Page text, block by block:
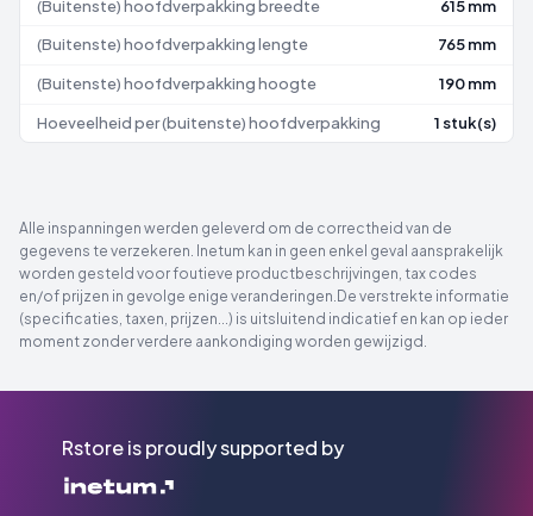
(Buitenste) hoofdverpakking breedte 615 mm
(Buitenste) hoofdverpakking lengte 765 mm
(Buitenste) hoofdverpakking hoogte 190 mm
Hoeveelheid per (buitenste) hoofdverpakking 1 stuk(s)
Alle inspanningen werden geleverd om de correctheid van de
gegevens te verzekeren. Inetum kan in geen enkel geval aansprakelijk
worden gesteld voor foutieve productbeschrijvingen, tax codes
en/of prijzen in gevolge enige veranderingen.De verstrekte informatie
(specificaties, taxen, prijzen...) is uitsluitend indicatief en kan op ieder
moment zonder verdere aankondiging worden gewijzigd.
Rstore is proudly supported by